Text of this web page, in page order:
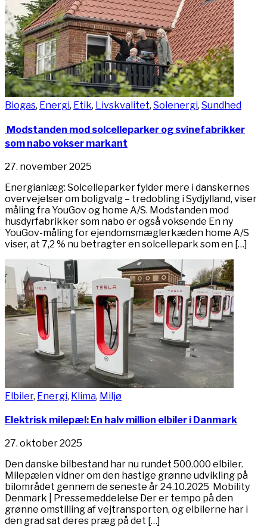
Biogas, Energi, Etik, Livskvalitet, Solenergi, Sundhed
Modstanden mod solcelleparker og svinefabrikker
som nabo vokser markant
27. november 2025
Energianlæg: Solcelleparker fylder mere i danskernes
overvejelser om boligvalg – tredobling i Sydjylland, viser
måling fra YouGov og home A/S. Modstanden mod
husdyrfabrikker som nabo er også voksende En ny
YouGov-måling for ejendomsmæglerkæden home A/S
viser, at 7,2 % nu betragter en solcellepark som en […]
Elbiler, Energi, Klima, Miljø
Elektrisk milepæl: En halv million elbiler i Danmark
27. oktober 2025
Den danske bilbestand har nu rundet 500.000 elbiler.
Milepælen vidner om den hastige grønne udvikling på
bilområdet gennem de seneste år 24.10.2025 Mobility
Denmark | Pressemeddelelse Der er tempo på den
grønne omstilling af vejtransporten, og elbilerne har i
den grad sat deres præg på det […]